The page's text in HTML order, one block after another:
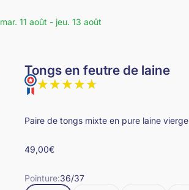
mar. 11 août - jeu. 13 août
Tongs en feutre de laine
★★★★★
★★★★★
Paire de tongs mixte en pure laine vierge
Prix de vente
49,00€
Pointure:36/37